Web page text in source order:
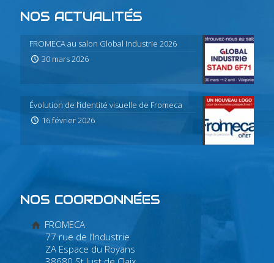
NOS ACTUALITÉS
FROMECA au salon Global Industrie 2026
30 mars 2026
Évolution de l’identité visuelle de Fromeca
16 février 2026
NOS COORDONNÉES
FROMECA
77 rue de l’Industrie
ZA Espace du Royans